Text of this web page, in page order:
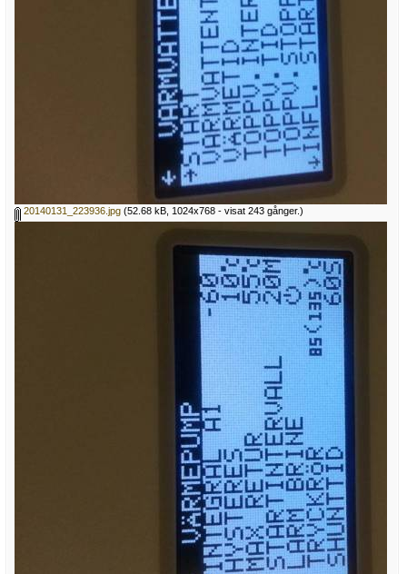
20140131_223936.jpg (52.68 kB, 1024x768 - visat 243 gånger.)